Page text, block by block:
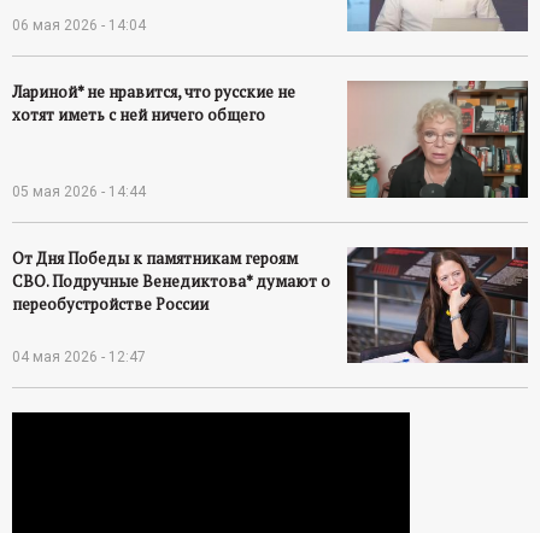
06 мая 2026 - 14:04
Лариной* не нравится, что русские не
хотят иметь с ней ничего общего
05 мая 2026 - 14:44
От Дня Победы к памятникам героям
СВО. Подручные Венедиктова* думают о
переобустройстве России
04 мая 2026 - 12:47